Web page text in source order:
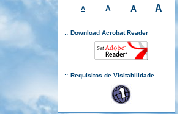
A
A A A
:: Download Acrobat Reader
:: Requisitos de Visitabilidade